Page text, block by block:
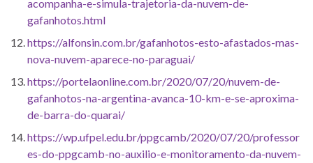
acompanha-e-simula-trajetoria-da-nuvem-de-
gafanhotos.html
https://alfonsin.com.br/gafanhotos-esto-afastados-mas-
nova-nuvem-aparece-no-paraguai/
https://portelaonline.com.br/2020/07/20/nuvem-de-
gafanhotos-na-argentina-avanca-10-km-e-se-aproxima-
de-barra-do-quarai/
https://wp.ufpel.edu.br/ppgcamb/2020/07/20/professor
es-do-ppgcamb-no-auxilio-e-monitoramento-da-nuvem-